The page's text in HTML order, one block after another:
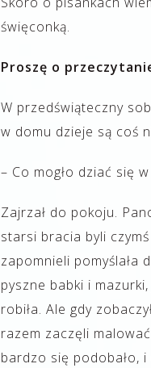
święconką.
Proszę o
W przedświąteczny
w domu dzieje są coś
– Co mogło dziać się
Zajrzał do pokoju.
starsi bracia byli
zapomnieli pomyślała
pyszne babki i
robiła. Ale gdy
razem zaczęli
bardzo się podobało,